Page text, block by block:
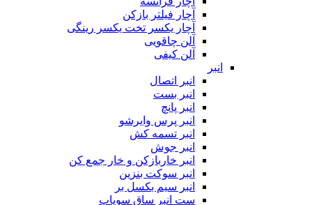
آچار فیلتر بازکن
آچار یکسر تخت یکسر رینگی
آلن چاقویی
آلن کیفی
انبر
انبر اتصال
انبر بست
انبر پانچ
انبر پرس وایرشو
انبر تسمه کش
انبر جوش
انبر خاربازکن و خار جمع کن
انبر سوکت بنزین
انبر سیم بکسل بر
ست انبر ساق سوپاپ